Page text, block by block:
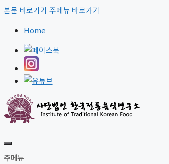
본문 바로가기 주메뉴 바로가기
Home
주메뉴